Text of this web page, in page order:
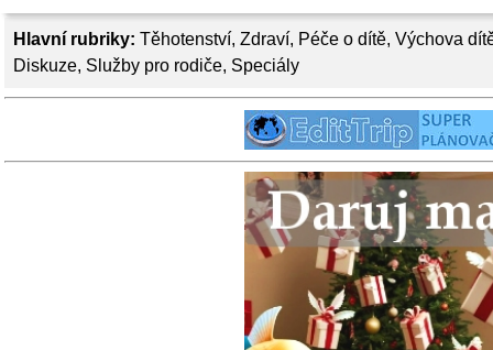
Hlavní rubriky: Těhotenství, Zdraví, Péče o dítě, Výchova
Diskuze, Služby pro rodiče, Speciály